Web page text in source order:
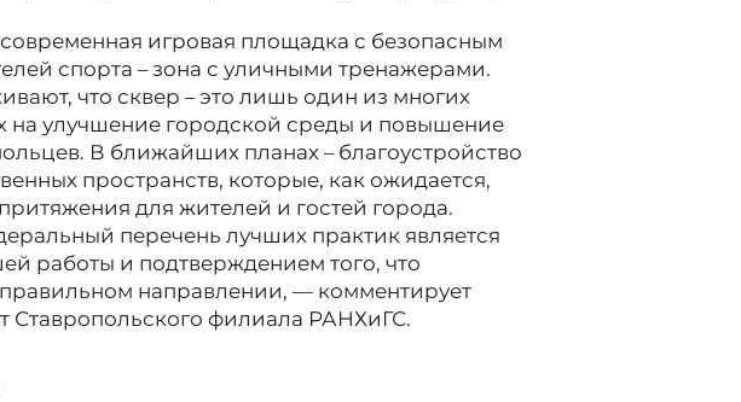
игровая площадка с безопасным
спорта – зона с уличными тренажерами.
что сквер – это лишь один из многих
на улучшение городской среды и повышение
В ближайших планах – благоустройство
пространств, которые, как ожидается,
для жителей и гостей города.
перечень лучших практик является
работы и подтверждением того, что
направлении, — комментирует
Ставропольского филиала РАНХиГС.